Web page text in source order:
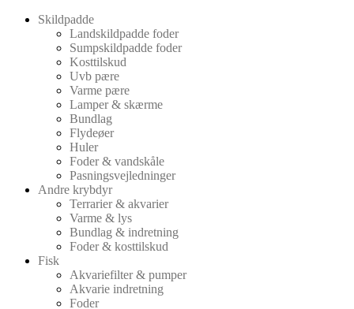
Skildpadde
Landskildpadde foder
Sumpskildpadde foder
Kosttilskud
Uvb pære
Varme pære
Lamper & skærme
Bundlag
Flydeøer
Huler
Foder & vandskåle
Pasningsvejledninger
Andre krybdyr
Terrarier & akvarier
Varme & lys
Bundlag & indretning
Foder & kosttilskud
Fisk
Akvariefilter & pumper
Akvarie indretning
Foder